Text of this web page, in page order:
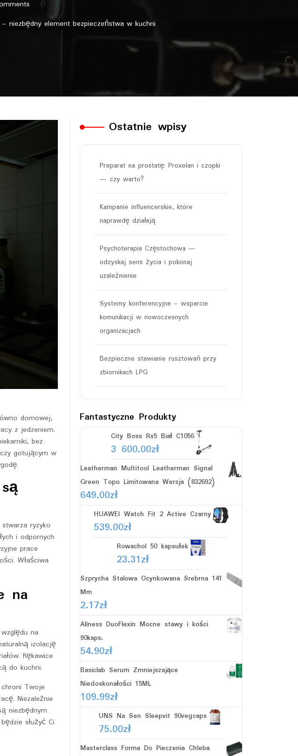
niezbędny element bezpieczeństwa w kuchni
domowej,
z jedzeniem.
bez
gotującym w
ryzyko
i odpornych
prace
Właściwa
na
na
izolację
Rękawice
do kuchni.
Twoje
Niezależnie
niezbędnym
służyć Ci
Ostatnie wpisy
Preparat na prostatę: Proxelan i czopki
— czy warto?
Kampanie influencerskie, które
naprawdę działają
Psychoterapia Częstochowa —
odzyskaj sens życia i pokonaj
uzależnienie
Systemy konferencyjne – wsparcie
komunikacji w nowoczesnych
organizacjach
Bezpieczne stawianie rusztowań przy
zbiornikach LPG
Fantastyczne Produkty
City Boss Rx5 Biał C1056
3 600.00zł
Leatherman Multitool Leatherman Signal
Green Topo Limitowana Wersja (832692)
649.00zł
HUAWEI Watch Fit 2 Active Czarny
539.00zł
Rowachol 50 kapsułek
23.31zł
Szprycha Stalowa Ocynkowana Srebrna 141
Mm
2.17zł
Aliness DuoFlexin Mocne stawy i kości
90kaps.
54.90zł
Basiclab Serum Zmniejszające
Niedoskonałości 15ML
109.99zł
UNS Na Sen Sleepvit 90vegcaps
75.00zł
Masterclass Forma Do Pieczenia Chleba